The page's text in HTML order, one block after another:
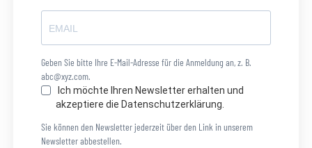
Geben Sie bitte Ihre E-Mail-Adresse für die Anmeldung an, z. B.
abc@xyz.com.
Ich möchte Ihren Newsletter erhalten und
akzeptiere die Datenschutzerklärung.
Sie können den Newsletter jederzeit über den Link in unserem
Newsletter abbestellen.